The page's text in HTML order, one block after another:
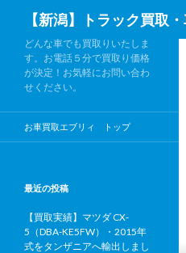
【新潟】トラック買取
どんな車でも買取りいたしま
す。お電話５分で買取り価格
が決定！お気軽にお問い合わ
せください。
お車買取エブリィ トップ
最近の投稿
【買取実績】マツダ CX-
5（DBA-KE5FW）・2015年
式をタンザニアへ輸出しまし